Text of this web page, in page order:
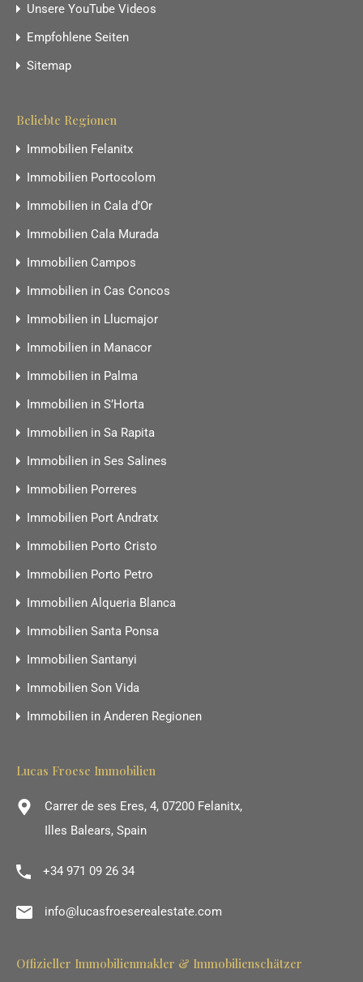
Unsere YouTube Videos
Empfohlene Seiten
Sitemap
Beliebte Regionen
Immobilien Felanitx
Immobilien Portocolom
Immobilien in Cala d’Or
Immobilien Cala Murada
Immobilien Campos
Immobilien in Cas Concos
Immobilien in Llucmajor
Immobilien in Manacor
Immobilien in Palma
Immobilien in S’Horta
Immobilien in Sa Rapita
Immobilien in Ses Salines
Immobilien Porreres
Immobilien Port Andratx
Immobilien Porto Cristo
Immobilien Porto Petro
Immobilien Alqueria Blanca
Immobilien Santa Ponsa
Immobilien Santanyi
Immobilien Son Vida
Immobilien in Anderen Regionen
Lucas Froese Immobilien
Carrer de ses Eres, 4, 07200 Felanitx,
Illes Balears, Spain
+34 971 09 26 34
info@lucasfroeserealestate.com
Offizieller Immobilienmakler & Immobilienschätzer